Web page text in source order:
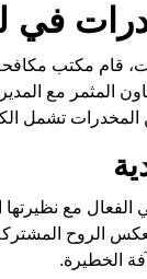
في
قام مكتب
المثمر مع
تشمل
الفعال مع
الروح
الخطيرة.